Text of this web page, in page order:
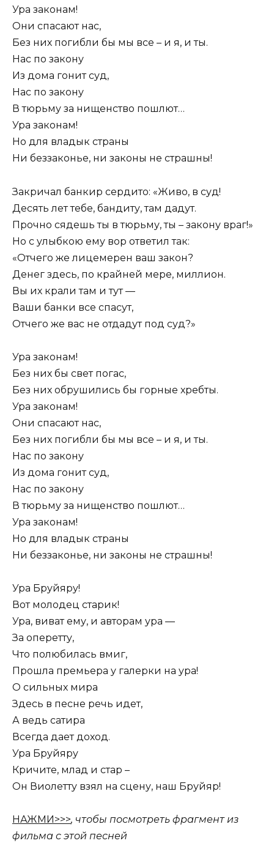
Ура законам!
Они спасают нас,
Без них погибли бы мы все – и я, и ты.
Нас по закону
Из дома гонит суд,
Нас по закону
В тюрьму за нищенство пошлют…
Ура законам!
Но для владык страны
Ни беззаконье, ни законы не страшны!
Закричал банкир сердито: «Живо, в суд!
Десять лет тебе, бандиту, там дадут.
Прочно сядешь ты в тюрьму, ты – закону враг!»
Но с улыбкою ему вор ответил так:
«Отчего же лицемерен ваш закон?
Денег здесь, по крайней мере, миллион.
Вы их крали там и тут —
Ваши банки все спасут,
Отчего же вас не отдадут под суд?»
Ура законам!
Без них бы свет погас,
Без них обрушились бы горные хребты.
Ура законам!
Они спасают нас,
Без них погибли бы мы все – и я, и ты.
Нас по закону
Из дома гонит суд,
Нас по закону
В тюрьму за нищенство пошлют…
Ура законам!
Но для владык страны
Ни беззаконье, ни законы не страшны!
Ура Бруйяру!
Вот молодец старик!
Ура, виват ему, и авторам ура —
За оперетту,
Что полюбилась вмиг,
Прошла премьера у галерки на ура!
О сильных мира
Здесь в песне речь идет,
А ведь сатира
Всегда дает доход.
Ура Бруйяру
Кричите, млад и стар –
Он Виолетту взял на сцену, наш Бруйяр!
НАЖМИ>>>, чтобы посмотреть фрагмент из
фильма с этой песней